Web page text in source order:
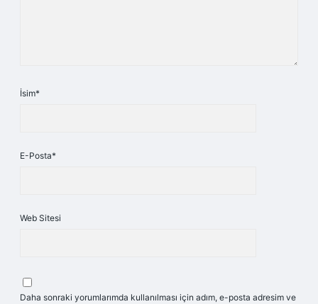
İsim*
E-Posta*
Web Sitesi
Daha sonraki yorumlarımda kullanılması için adım, e-posta adresim ve